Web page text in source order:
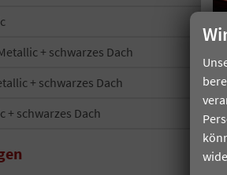
+ schwarzes Dach
+ schwarzes Dach
+ schwarzes Dach